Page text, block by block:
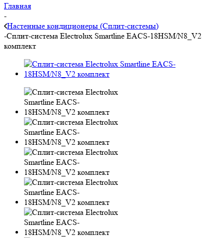
Главная
-
Настенные кондиционеры (Сплит-системы)
-Сплит-система Electrolux Smartline EACS-18HSM/N8_V2
комплект